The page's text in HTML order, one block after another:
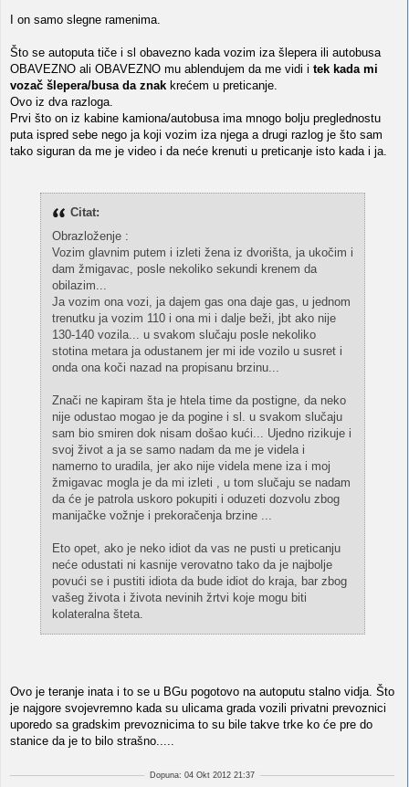
I on samo slegne ramenima.
Što se autoputa tiče i sl obavezno kada vozim iza šlepera ili autobusa
OBAVEZNO ali OBAVEZNO mu ablendujem da me vidi i tek kada mi
vozač šlepera/busa da znak krećem u preticanje.
Ovo iz dva razloga.
Prvi što on iz kabine kamiona/autobusa ima mnogo bolju preglednostu
puta ispred sebe nego ja koji vozim iza njega a drugi razlog je što sam
tako siguran da me je video i da neće krenuti u preticanje isto kada i ja.
Citat:
Obrazloženje :
Vozim glavnim putem i izleti žena iz dvorišta, ja ukočim i
dam žmigavac, posle nekoliko sekundi krenem da
obilazim...
Ja vozim ona vozi, ja dajem gas ona daje gas, u jednom
trenutku ja vozim 110 i ona mi i dalje beži, jbt ako nije
130-140 vozila... u svakom slučaju posle nekoliko
stotina metara ja odustanem jer mi ide vozilo u susret i
onda ona koči nazad na propisanu brzinu...
Znači ne kapiram šta je htela time da postigne, da neko
nije odustao mogao je da pogine i sl. u svakom slučaju
sam bio smiren dok nisam došao kući... Ujedno rizikuje i
svoj život a ja se samo nadam da me je videla i
namerno to uradila, jer ako nije videla mene iza i moj
žmigavac mogla je da mi izleti , u tom slučaju se nadam
da će je patrola uskoro pokupiti i oduzeti dozvolu zbog
manijačke vožnje i prekoračenja brzine ...
Eto opet, ako je neko idiot da vas ne pusti u preticanju
neće odustati ni kasnije verovatno tako da je najbolje
povući se i pustiti idiota da bude idiot do kraja, bar zbog
vašeg života i života nevinih žrtvi koje mogu biti
kolateralna šteta.
Ovo je teranje inata i to se u BGu pogotovo na autoputu stalno vidja. Što
je najgore svojevremno kada su ulicama grada vozili privatni prevoznici
uporedo sa gradskim prevoznicima to su bile takve trke ko će pre do
stanice da je to bilo strašno.....
Dopuna: 04 Okt 2012 21:37